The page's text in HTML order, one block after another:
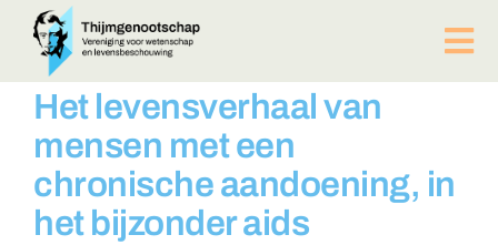
naar
inhoud
BIJEENKOMSTEN
ACTUEEL
Over ons
Afdelingen
Het levensverhaal van
mensen met een
chronische aandoening, in
het bijzonder aids